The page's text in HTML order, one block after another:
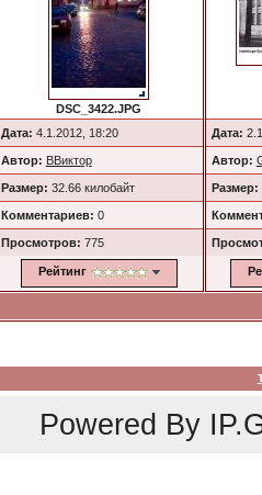
DSC_3422.JPG
Дата: 4.1.2012, 18:20
Автор: ВВиктор
Размер: 32.66 килобайт
Комментариев: 0
Просмотров: 775
Рейтинг
Дата:
Автор:
Размер:
Powered By